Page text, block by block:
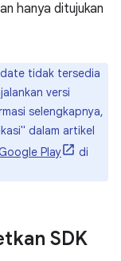
hanya ditujukan
tidak tersedia
versi
selengkapnya,
dalam artikel
Play
di
SDK